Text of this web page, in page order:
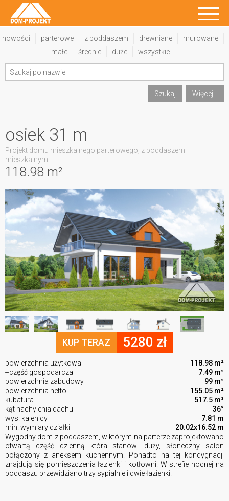
nowości parterowe z poddaszem drewniane
murowane
małe
średnie duże wszystkie
Szukaj Więcej...
118.98 m²
osiek 31 m
Projekt domu mieszkalnego parterowego, z poddaszem
mieszkalnym.
KUP TERAZ 5280 zł
powierzchnia użytkowa
118.98 m²
+część gospodarcza
7.49 m²
powierzchnia zabudowy
99 m²
powierzchnia netto
155.05 m²
kubatura
517.5 m³
kąt nachylenia dachu
36°
wys. kalenicy
7.81 m
min. wymiary działki
20.02x16.52 m
Wygodny dom z poddaszem, w którym na parterze zaprojektowano
otwartą część dzienną która stanowi duży, słoneczny salon
połączony z aneksem kuchennym. Ponadto na tej kondygnacji
znajdują się pomieszczenia łazienki i kotłowni. W strefie nocnej na
poddaszu przewidziano trzy sypialnie i dwie łazienki.